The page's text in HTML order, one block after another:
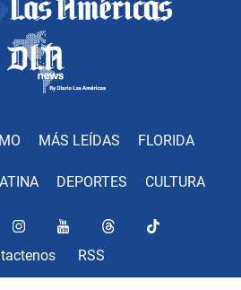
MÁS LEÍDAS FLORIDA
DEPORTES CULTURA
RSS